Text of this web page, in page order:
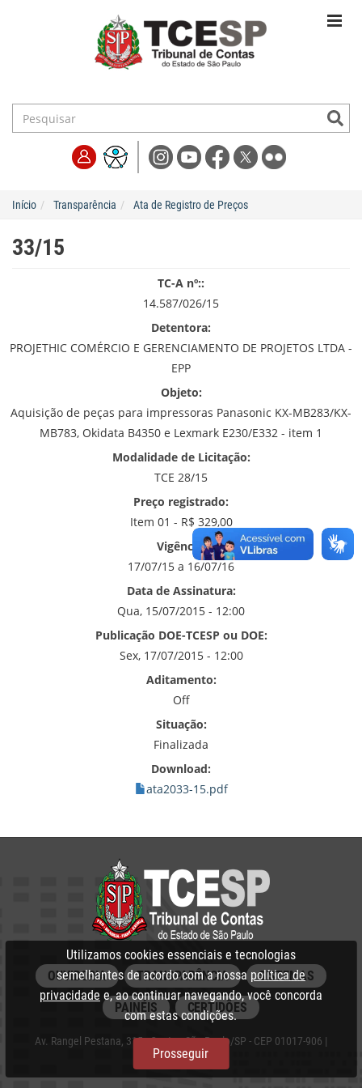
Início Transparência Ata de Registro de Preços
33/15
TC-A nº::
14.587/026/15
Detentora:
PROJETHIC COMÉRCIO E GERENCIAMENTO DE PROJETOS LTDA -
EPP
Objeto:
Aquisição de peças para impressoras Panasonic KX-MB283/KX-
MB783, Okidata B4350 e Lexmark E230/E332 - item 1
Modalidade de Licitação:
TCE 28/15
Preço registrado:
Item 01 - R$ 329,00
Vigência:
17/07/15 a 16/07/16
Data de Assinatura:
Qua, 15/07/2015 - 12:00
Publicação DOE-TCESP ou DOE:
Sex, 17/07/2015 - 12:00
Aditamento:
Off
Situação:
Finalizada
Download:
ata2033-15.pdf
OUVIDORIA TRANSPARÊNCIA SISTEMAS
PAINÉIS CERTIDÕES
Av. Rangel Pestana, 315 - Centro, São Paulo/SP - CEP 01017-906 |
PABX: 3292‑3266
Utilizamos cookies essenciais e tecnologias
semelhantes de acordo com a nossa política de
privacidade e, ao continuar navegando, você concorda
com estas condições.
Prosseguir